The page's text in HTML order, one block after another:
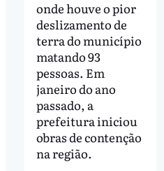
onde houve o pior
deslizamento de
terra do município
matando 93
pessoas. Em
janeiro do ano
passado, a
prefeitura iniciou
obras de contenção
na região.